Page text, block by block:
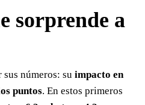
sorprende a
sus números: su impacto en
puntos. En estos primeros